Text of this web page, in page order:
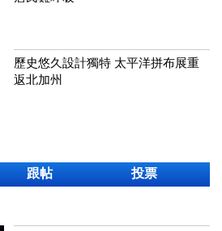
歷史悠久設計獨特 太平洋拼布展重
返北加州
跟帖 投票